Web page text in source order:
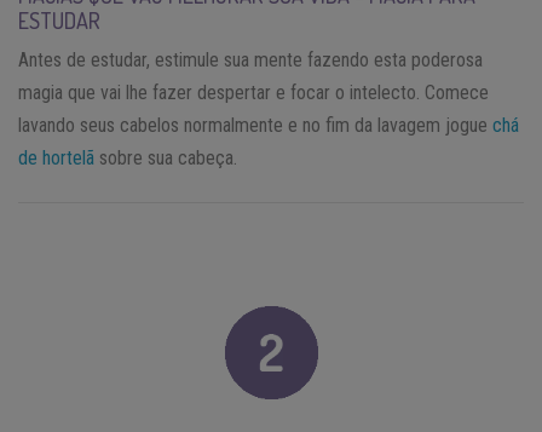
ESTUDAR
Antes de estudar, estimule sua mente fazendo esta poderosa
magia que vai lhe fazer despertar e focar o intelecto. Comece
lavando seus cabelos normalmente e no fim da lavagem jogue chá
de hortelã sobre sua cabeça.